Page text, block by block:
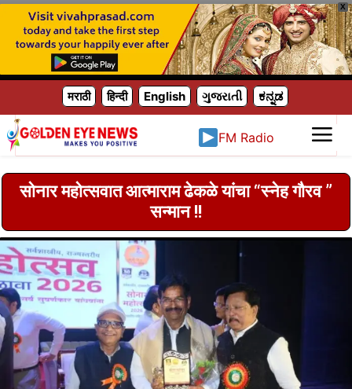
X
मराठी हिन्दी English ગુજરાતી ಕನ್ನಡ
FM Radio
सोनार महोत्सवात आत्माराम ढेकळे यांचा “स्नेह गौरव ”
सन्मान !!